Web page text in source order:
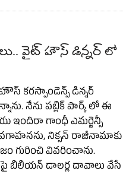
వైట్ హౌస్ డిన్నర్ లో
కరస్పాండెన్స్ డిన్నర్
నేను పబ్లిక్ పార్క్ లో ఈ
ఇందిరా గాంధీ ఎమర్జెన్సీ
అవగాహనను, నిక్సన్ రాజీనామాకు
గురించి వివరించాను.
బిలియన్ డాలర్ల దావాలు వేసే